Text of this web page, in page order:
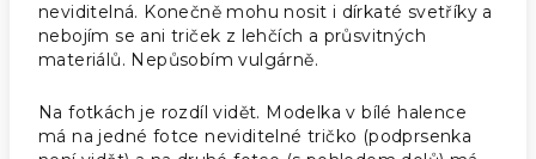
neviditelná. Konečně mohu nosit i dírkaté svetříky a
nebojím se ani triček z lehčích a průsvitných
materiálů. Nepůsobím vulgárně.
Na fotkách je rozdíl vidět. Modelka v bílé halence
má na jedné fotce neviditelné tričko (podprsenka